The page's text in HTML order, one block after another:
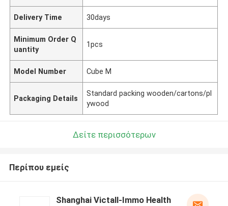
Delivery Time 30days
Minimum Order Q
uantity
1pcs
Model Number Cube M
Packaging Details
Standard packing wooden/cartons/pl
ywood
Δείτε περισσότερων
Περίπου εμείς
Shanghai Victall-Immo Health